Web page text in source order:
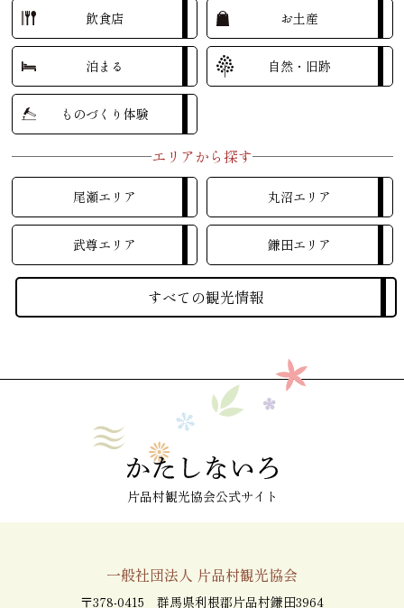
泊まる 自然・旧跡
飲食店 お土産
ものづくり体験
エリアから探す
尾瀬エリア 丸沼エリア
武尊エリア 鎌田エリア
すべての観光情報
片品村観光協会公式サイト
一般社団法人 片品村観光協会
〒378-0415 群馬県利根郡片品村鎌田3964